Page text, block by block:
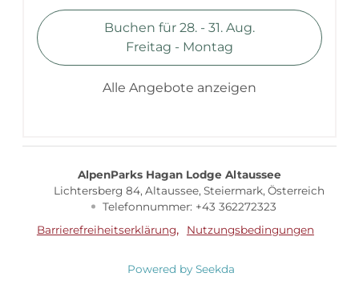
Buchen für 28. - 31. Aug.
Freitag - Montag
Alle Angebote anzeigen
AlpenParks Hagan Lodge Altaussee
Lichtersberg 84 Altaussee Steiermark Österreich
Telefonnummer: +43 362272323
Barrierefreiheitserklärung
Nutzungsbedingungen
Powered by Seekda